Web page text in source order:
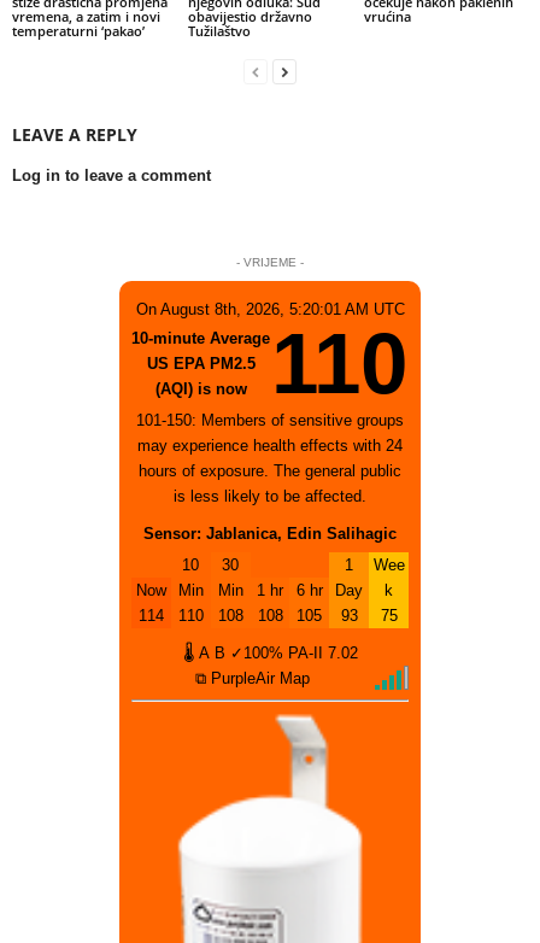
vremena, a zatim i novi
temperaturni ‘pakao’
obavijestio državno
Tužilaštvo
vrućina
LEAVE A REPLY
Log in to leave a comment
- VRIJEME -
On August 8th, 2026, 5:20:01 AM UTC
10-minute Average
US EPA PM2.5
(AQI) is now
110
101-150: Members of sensitive groups
may experience health effects with 24
hours of exposure. The general public
is less likely to be affected.
Sensor: Jablanica, Edin Salihagic
Now
114
10
Min
110
30
Min
108
1 hr
108
6 hr
105
1
Day
93
Wee
k
75
🌡 A B ✓100% PA-II
7.02
⧉ PurpleAir Map